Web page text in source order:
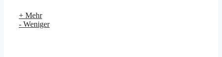
Beverungen im Kreis Höxter
+ Mehr
- Weniger